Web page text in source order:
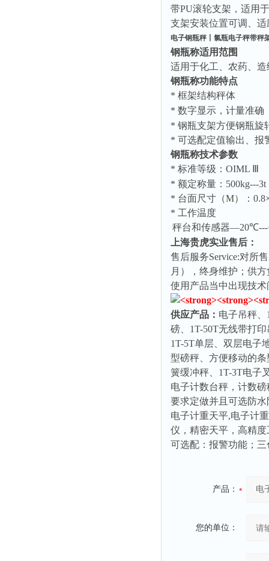
带PU滚轮支架，适用
支架安装位置可调、
电子钢瓶秤丨氯瓶电子秤带秤
钢瓶称适用范围
适用于化工、农药、
钢瓶称功能特点
* 框架结构秤体
* 数字显示，计量准确
* 钢瓶支架方便钢瓶旋
* 可选配定值输出、报
钢瓶称技术参数
* 标准等级： OIML
* 额定称量：
* 台面尺寸（M）： 0.8
* 工作温度
秤台和传感器—20℃
上海贵虎实业售后：
售后服务Service:对所
月），终身维护；供
使用产品当中出现技
供应产品： 电子吊秤、
磅、 1T-50T无线带打印
1T-5T单层、双层电子
型磅秤、方便移动的
簧缓冲秤、 1T-3T电子
电子计数台秤，计数
要求定做并且可选防水
电子计重天平,电子计
仪，精密天平，高精
可选配：报警功能；
产品：
您的单位：